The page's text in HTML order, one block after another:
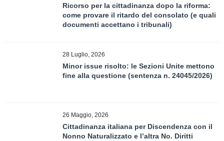
Ricorso per la cittadinanza dopo la riforma:
come provare il ritardo del consolato (e quali
documenti accettano i tribunali)
28 Luglio, 2026
Minor issue risolto: le Sezioni Unite mettono
fine alla questione (sentenza n. 24045/2026)
26 Maggio, 2026
Cittadinanza italiana per Discendenza con il
Nonno Naturalizzato e l’altra No. Diritti